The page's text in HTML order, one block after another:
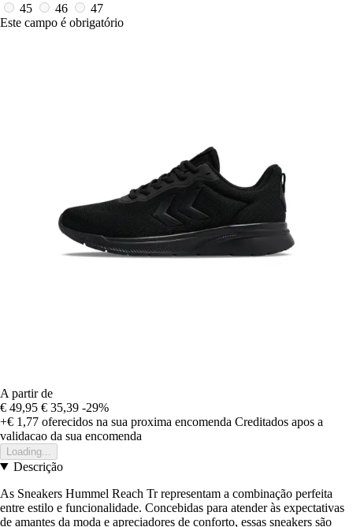
45
46
47
Este campo é obrigatório
A partir de
€ 49,95 € 35,39 -29%
+€ 1,77 oferecidos na sua proxima encomenda Creditados apos a
validacao da sua encomenda
Loading...
Descrição
As Sneakers Hummel Reach Tr representam a combinação perfeita
entre estilo e funcionalidade. Concebidas para atender às expectativas
de amantes da moda e apreciadores de conforto, essas sneakers são